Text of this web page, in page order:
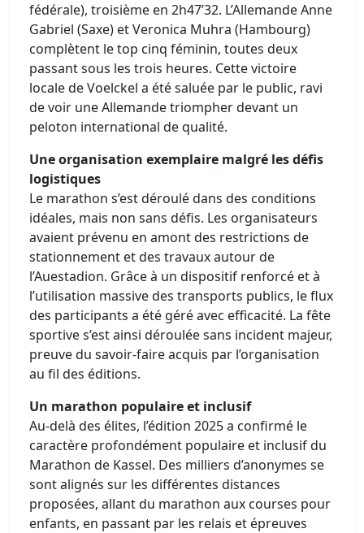
fédérale), troisième en 2h47’32. L’Allemande Anne
Gabriel (Saxe) et Veronica Muhra (Hambourg)
complètent le top cinq féminin, toutes deux
passant sous les trois heures. Cette victoire
locale de Voelckel a été saluée par le public, ravi
de voir une Allemande triompher devant un
peloton international de qualité.
Une organisation exemplaire malgré les défis
logistiques
Le marathon s’est déroulé dans des conditions
idéales, mais non sans défis. Les organisateurs
avaient prévenu en amont des restrictions de
stationnement et des travaux autour de
l’Auestadion. Grâce à un dispositif renforcé et à
l’utilisation massive des transports publics, le flux
des participants a été géré avec efficacité. La fête
sportive s’est ainsi déroulée sans incident majeur,
preuve du savoir-faire acquis par l’organisation
au fil des éditions.
Un marathon populaire et inclusif
Au-delà des élites, l’édition 2025 a confirmé le
caractère profondément populaire et inclusif du
Marathon de Kassel. Des milliers d’anonymes se
sont alignés sur les différentes distances
proposées, allant du marathon aux courses pour
enfants, en passant par les relais et épreuves